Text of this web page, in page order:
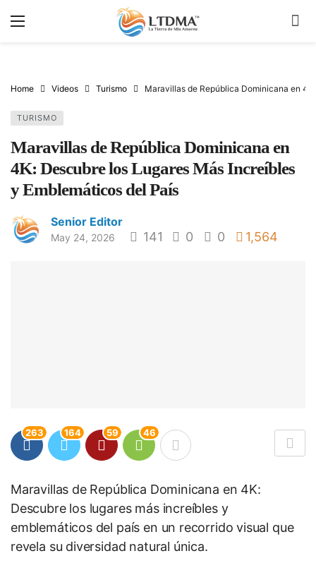
Home Videos Turismo Maravillas de República Dominicana en
TURISMO
Maravillas de República Dominicana en
4K: Descubre los Lugares Más Increíbles
y Emblemáticos del País
Senior Editor
May 24, 2026 141 0 0 1,564
263 164 59 46
Maravillas de República Dominicana en 4K:
Descubre los lugares más increíbles y
emblemáticos del país en un recorrido visual que
revela su diversidad natural única.